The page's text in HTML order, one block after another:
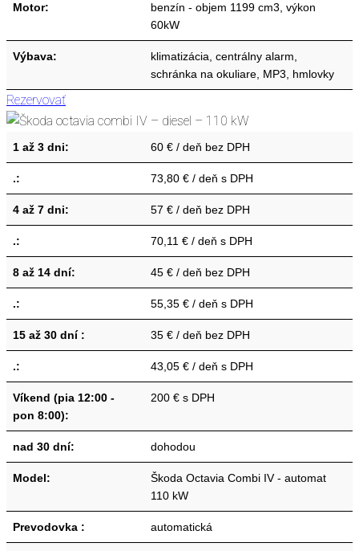
Motor:
benzín - objem 1199 cm3, výkon
60kW
Výbava:
klimatizácia, centrálny alarm,
schránka na okuliare, MP3, hmlovky
Rezervovať
1 až 3 dni: 60 € / deň bez DPH
.: 73,80 € / deň s DPH
4 až 7 dni: 57 € / deň bez DPH
.: 70,11 € / deň s DPH
8 až 14 dní: 45 € / deň bez DPH
.: 55,35 € / deň s DPH
15 až 30 dní : 35 € / deň bez DPH
.: 43,05 € / deň s DPH
Víkend (pia 12:00 -
pon 8:00):
200 € s DPH
nad 30 dní: dohodou
Model:
Škoda Octavia Combi IV - automat
110 kW
Prevodovka : automatická